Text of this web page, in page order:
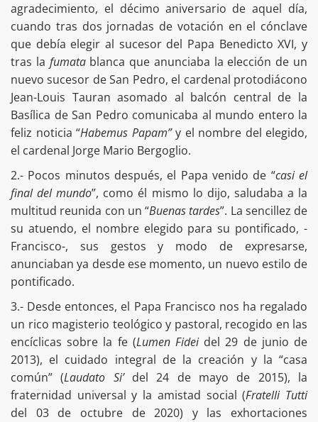
agradecimiento, el décimo aniversario de aquel día,
cuando tras dos jornadas de votación en el cónclave
que debía elegir al sucesor del Papa Benedicto XVI, y
tras la fumatablanca que anunciaba la elección de un
nuevo sucesor de San Pedro, el cardenal protodiácono
Jean-Louis Tauran asomado al balcón central de la
Basílica de San Pedro comunicaba al mundo entero la
feliz noticia “Habemus Papam”y el nombre del elegido,
el cardenal Jorge Mario Bergoglio.
2.- Pocos minutos después, el Papa venido de “casi el
final del mundo”, como él mismo lo dijo, saludaba a la
multitud reunida con un “Buenas tardes”. La sencillez de
su atuendo, el nombre elegido para su pontificado, -
Francisco-, sus gestos y modo de expresarse,
anunciaban ya desde ese momento, un nuevo estilo de
pontificado.
3.- Desde entonces, el Papa Francisco nos ha regalado
un rico magisterio teológico y pastoral, recogido en las
encíclicas sobre la fe (Lumen Fideidel 29 de junio de
2013), el cuidado integral de la creación y la “casa
común” (Laudato Si’del 24 de mayo de 2015), la
fraternidad universal y la amistad social (Fratelli Tutti
del 03 de octubre de 2020) y las exhortaciones